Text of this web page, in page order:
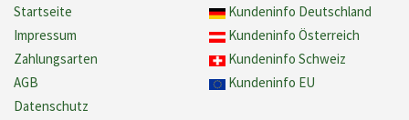
Startseite
Impressum
Zahlungsarten
AGB
Datenschutz
Kundeninfo Deutschland
Kundeninfo Österreich
Kundeninfo Schweiz
Kundeninfo EU